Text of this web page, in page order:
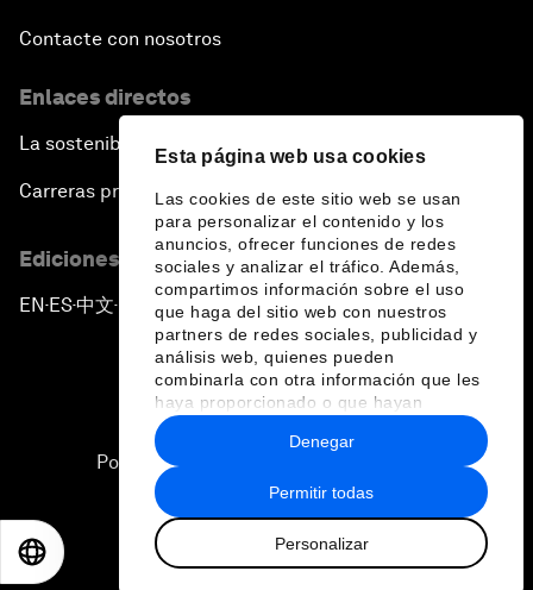
Esta página web usa cookies
Las cookies de este sitio web se usan
para personalizar el contenido y los
anuncios, ofrecer funciones de redes
sociales y analizar el tráfico. Además,
compartimos información sobre el uso
que haga del sitio web con nuestros
partners de redes sociales, publicidad y
análisis web, quienes pueden
combinarla con otra información que les
haya proporcionado o que hayan
recopilado a partir del uso que haya
hecho de sus servicios.
Permitir todas
Personalizar
Denegar
Contacte con nosotros
Enlaces directos
La sostenibilidad en el Foro
Carreras profesionales
Ediciones en otros idiomas
EN ▪ES▪中文▪ 日本語
Política de privacidad y normas de uso
Sitemap
2026 Foro Económico Mundial